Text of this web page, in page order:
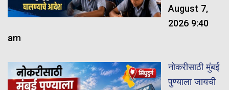
August 7,
2026 9:40
am
नोकरीसाठी मुंबई
पुण्याला जायची